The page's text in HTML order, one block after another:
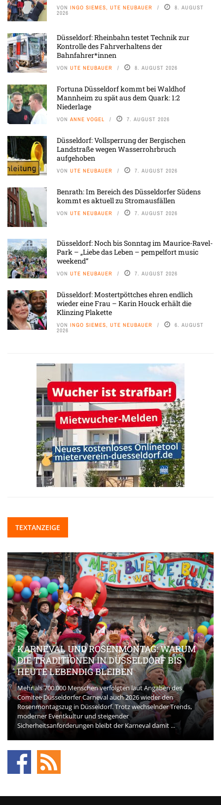
VON INGO SIEMES, UTE NEUBAUER 8. AUGUST
2026
Düsseldorf: Rheinbahn testet Technik zur
Kontrolle des Fahrverhaltens der
Bahnfahrer*innen
VON UTE NEUBAUER 8. AUGUST 2026
Fortuna Düsseldorf kommt bei Waldhof
Mannheim zu spät aus dem Quark: 1:2
Niederlage
VON ANNE VOGEL 7. AUGUST 2026
Düsseldorf: Vollsperrung der Bergischen
Landstraße wegen Wasserrohrbruch
aufgehoben
VON UTE NEUBAUER 7. AUGUST 2026
Benrath: Im Bereich des Düsseldorfer Südens
kommt es aktuell zu Stromausfällen
VON UTE NEUBAUER 7. AUGUST 2026
Düsseldorf: Noch bis Sonntag im Maurice-Ravel-
Park – „Liebe das Leben – pempelfort music
weekend“
VON UTE NEUBAUER 7. AUGUST 2026
Düsseldorf: Mostertpöttches ehren endlich
wieder eine Frau – Karin Houck erhält die
Klinzing Plakette
VON INGO SIEMES, UTE NEUBAUER 6. AUGUST
2026
TEXTANZEIGE
KARNEVAL UND ROSENMONTAG: WARUM
DIE TRADITIONEN IN DÜSSELDORF BIS
HEUTE LEBENDIG BLEIBEN
Mehr als 700.000 Menschen verfolgten laut Angaben des
Comitee Düsseldorfer Carneval auch 2026 wieder den
Rosenmontagszug in Düsseldorf. Trotz wechselnder Trends,
moderner Eventkultur und steigender
Sicherheitsanforderungen bleibt der Karneval damit ...